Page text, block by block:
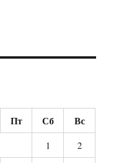
Пт Сб Вс
1
2